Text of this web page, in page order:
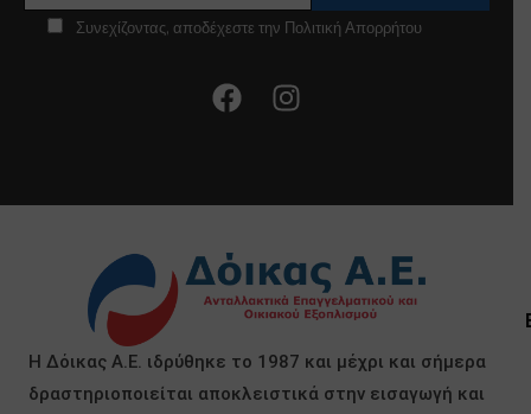
Συνεχίζοντας, αποδέχεστε την Πολιτική Απορρήτου
Η Δόικας Α.Ε. ιδρύθηκε το 1987 και μέχρι και σήμερα
δραστηριοποιείται αποκλειστικά στην εισαγωγή και